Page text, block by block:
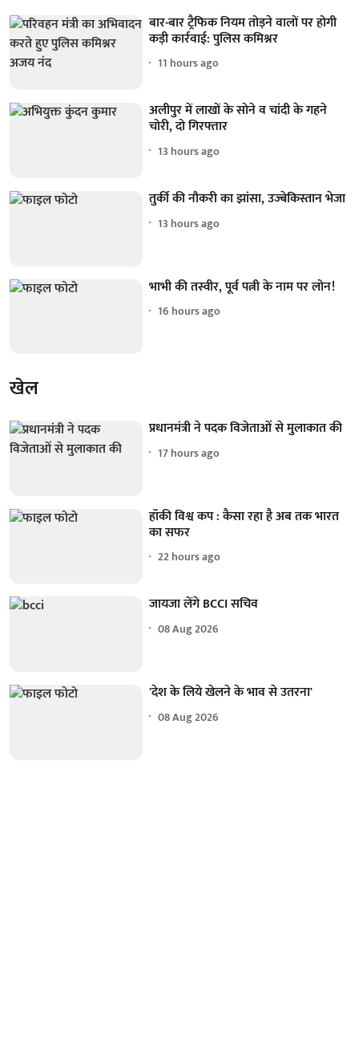
बार-बार ट्रैफिक नियम तोड़ने वालों पर होगी
कड़ी कार्रवाई: पुलिस कमिश्नर
11 hours ago
अलीपुर में लाखों के सोने व चांदी के गहने
चोरी, दो गिरफ्तार
13 hours ago
तुर्की की नौकरी का झांसा, उज्बेकिस्तान भेजा
13 hours ago
भाभी की तस्वीर, पूर्व पत्नी के नाम पर लोन!
16 hours ago
खेल
प्रधानमंत्री ने पदक विजेताओं से मुलाकात की
17 hours ago
हॉकी विश्व कप : कैसा रहा है अब तक भारत
का सफर
22 hours ago
जायजा लेंगे BCCI सचिव
08 Aug 2026
'देश के लिये खेलने के भाव से उतरना'
08 Aug 2026